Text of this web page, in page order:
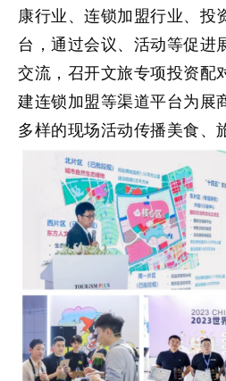
康行业、连锁加盟行业、投
台，通过会议、活动等促进
交流，召开文旅专项投资配
建连锁加盟等渠道平台为展
多样的现场活动传播美食、